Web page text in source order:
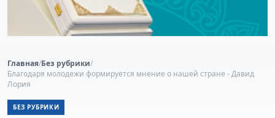
Главная/Без рубрики/
Благодаря молодежи формируется мнение о нашей стране - Давид
Лория
БЕЗ РУБРИКИ